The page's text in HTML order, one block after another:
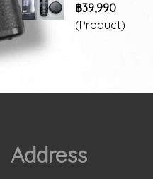
฿39,990
(Product)
Address